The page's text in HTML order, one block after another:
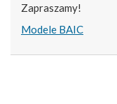
Zapraszamy!
Modele BAIC